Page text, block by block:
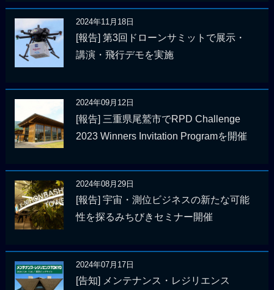
2024年11月18日
[報告] 第3回ドローンサミットで展示・
講演・飛行デモを実施
2024年09月12日
[報告] 三重県尾鷲市でRPD Challenge
2023 Winners Invitation Programを開催
2024年08月29日
[報告] 宇宙・測位ビジネスの新たな可能
性を探るみちびきセミナー開催
2024年07月17日
[告知] メンテナンス・レジリエンス